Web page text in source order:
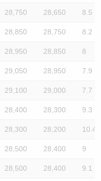
28,750 28,650 8.5
28,850 28,750 8.2
28,950 28,850 8
29,050 28,950 7.9
29,100 29,000 7.7
28,400 28,300 9.3
28,300 28,200 10.4
28,500 28,400 9
28,500 28,400 9.1